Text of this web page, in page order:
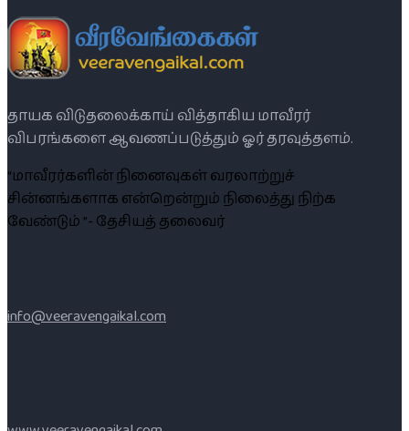
தாயக விடுதலைக்காய் வித்தாகிய மாவீரர்
விபரங்களை ஆவணப்படுத்தும் ஓர் தரவுத்தளம்.
“மாவீரர்களின் நினைவுகள் வரலாற்றுச்
சின்னங்களாக என்றென்றும் நிலைத்து நிற்க
வேண்டும் ”- தேசியத் தலைவர்
info@veeravengaikal.com